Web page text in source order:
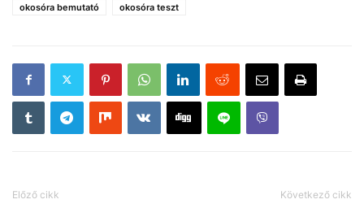
okosóra bemutató
okosóra teszt
Előző cikk Következő cikk